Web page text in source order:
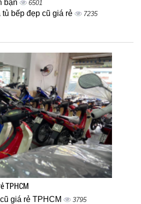
bạn
6501
tủ bếp đẹp cũ giá rẻ 7235
TPHCM
giá rẻ TPHCM 3795